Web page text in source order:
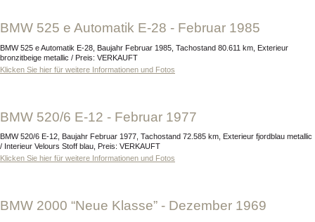
BMW 525 e Automatik E-28 - Februar 1985
BMW 525 e Automatik E-28, Baujahr Februar 1985, Tachostand 80.611 km, Exterieur
bronzitbeige metallic / Preis: VERKAUFT
Klicken Sie hier für weitere Informationen und Fotos
BMW 520/6 E-12 - Februar 1977
BMW 520/6 E-12, Baujahr Februar 1977, Tachostand 72.585 km, Exterieur fjordblau metallic
/ Interieur Velours Stoff blau, Preis: VERKAUFT
Klicken Sie hier für weitere Informationen und Fotos
BMW 2000 “Neue Klasse” - Dezember 1969